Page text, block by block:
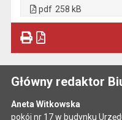
pdf 258 kB
Główny redaktor
Aneta Witkowska
pokój nr 17 w budynku